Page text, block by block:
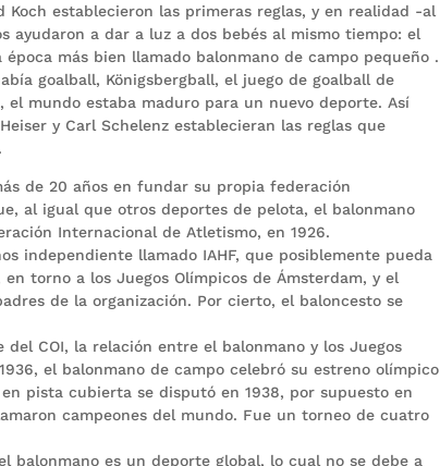
Koch establecieron las primeras reglas, y en realidad -al
ayudaron a dar a luz a dos bebés al mismo tiempo: el
más bien llamado balonmano de campo pequeño .
goalball, Königsbergball, el juego de goalball de
el mundo estaba maduro para un nuevo deporte. Así
y Carl Schelenz establecieran las reglas que
de 20 años en fundar su propia federación
al igual que otros deportes de pelota, el balonmano
Internacional de Atletismo, en 1926.
independiente llamado IAHF, que posiblemente pueda
torno a los Juegos Olímpicos de Ámsterdam, y el
de la organización. Por cierto, el baloncesto se
COI, la relación entre el balonmano y los Juegos
el balonmano de campo celebró su estreno olímpico
pista cubierta se disputó en 1938, por supuesto en
campeones del mundo. Fue un torneo de cuatro
balonmano es un deporte global, lo cual no se debe a